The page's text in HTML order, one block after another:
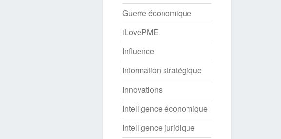
Guerre économique
iLovePME
Influence
Information stratégique
Innovations
Intelligence économique
Intelligence juridique